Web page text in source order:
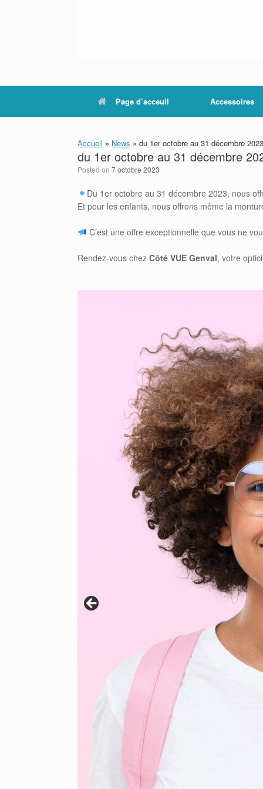
Page d’acceuil Accessoires
Accueil » News » du 1er octobre au 31 décembre 2023
du 1er octobre au 31 décembre
Posted on 7 octobre 2023
Du 1er octobre au 31 décembre 2023, nous
Et pour les enfants, nous offrons même la
C’est une offre exceptionnelle que vous ne
Rendez-vous chez Côté VUE Genval, votre